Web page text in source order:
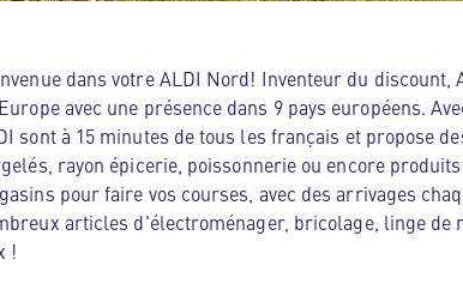
dans votre ALDI Nord! Inventeur du
avec une présence dans 9 pays européens.
sont à 15 minutes de tous les français et propose
rayon épicerie, poissonnerie ou encore
pour faire vos courses, avec des arrivages
articles d'électroménager, bricolage, linge de
!